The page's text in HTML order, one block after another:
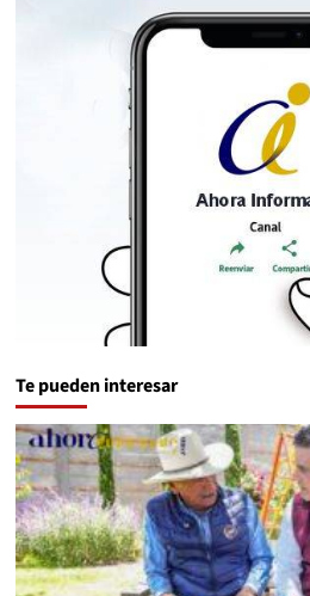
Te pueden interesar